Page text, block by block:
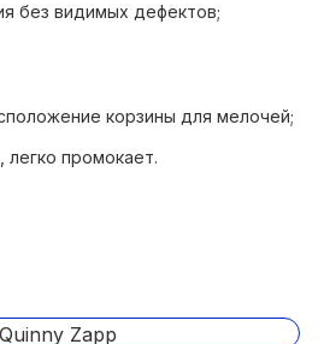
без видимых дефектов;
корзины для мелочей;
легко промокает.